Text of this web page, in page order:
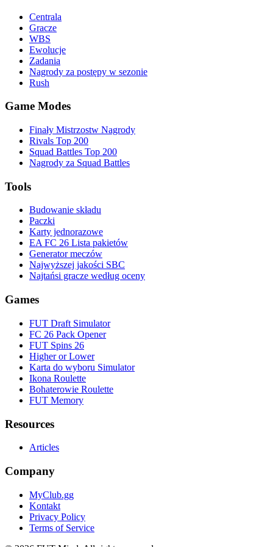
Centrala
Gracze
WBS
Ewolucje
Zadania
Nagrody za postępy w sezonie
Rush
Game Modes
Finały Mistrzostw Nagrody
Rivals Top 200
Squad Battles Top 200
Nagrody za Squad Battles
Tools
Budowanie składu
Paczki
Karty jednorazowe
EA FC 26 Lista pakietów
Generator meczów
Najwyższej jakości SBC
Najtańsi gracze według oceny
Games
FUT Draft Simulator
FC 26 Pack Opener
FUT Spins 26
Higher or Lower
Karta do wyboru Simulator
Ikona Roulette
Bohaterowie Roulette
FUT Memory
Resources
Articles
Company
MyClub.gg
Kontakt
Privacy Policy
Terms of Service